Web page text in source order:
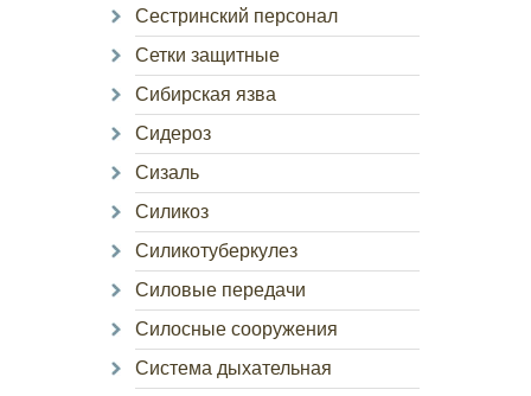
Сестринский персонал
Сетки защитные
Сибирская язва
Сидероз
Сизаль
Силикоз
Силикотуберкулез
Силовые передачи
Силосные сооружения
Система дыхательная